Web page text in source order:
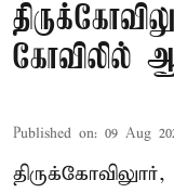
கோவிலில்
Published on: 09 Aug
திருக்கோவிலுார்,